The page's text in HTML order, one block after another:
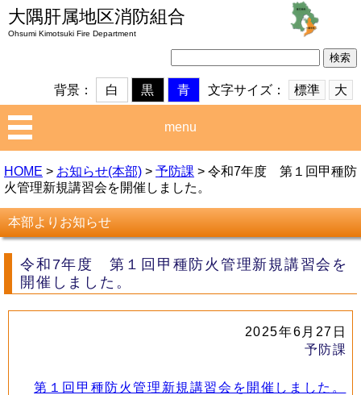
大隅肝属地区消防組合
Ohsumi Kimotsuki Fire Department
検
索:
文字サイズ：
標準 大
背景： 白 黒 青
menu
HOME > お知らせ(本部) > 予防課 > 令和7年度 第１回甲種防
火管理新規講習会を開催しました。
本部よりお知らせ
令和7年度 第１回甲種防火管理新規講習会を
開催しました。
2025年6月27日
予防課
第１回甲種防火管理新規講習会を開催しました。